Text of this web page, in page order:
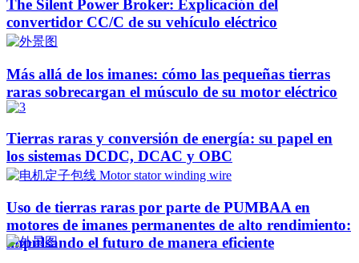
The Silent Power Broker: Explicación del
convertidor CC/C de su vehículo eléctrico
Más allá de los imanes: cómo las pequeñas tierras
raras sobrecargan el músculo de su motor eléctrico
Tierras raras y conversión de energía: su papel en
los sistemas DCDC, DCAC y OBC
Uso de tierras raras por parte de PUMBAA en
motores de imanes permanentes de alto rendimiento:
impulsando el futuro de manera eficiente